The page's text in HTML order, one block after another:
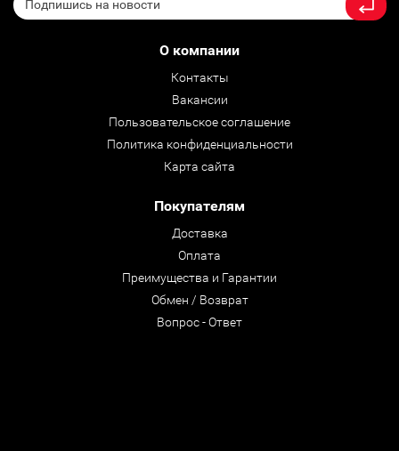
О компании
Контакты
Вакансии
Пользовательское соглашение
Политика конфиденциальности
Карта сайта
Покупателям
Доставка
Оплата
Преимущества и Гарантии
Обмен / Возврат
Вопрос - Ответ